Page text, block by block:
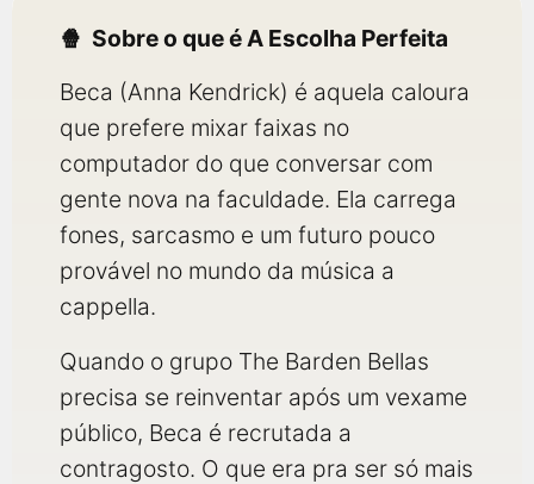
Sobre o que é A Escolha Perfeita
Beca (Anna Kendrick) é aquela caloura
que prefere mixar faixas no
computador do que conversar com
gente nova na faculdade. Ela carrega
fones, sarcasmo e um futuro pouco
provável no mundo da música a
cappella.
Quando o grupo The Barden Bellas
precisa se reinventar após um vexame
público, Beca é recrutada a
contragosto. O que era pra ser só mais